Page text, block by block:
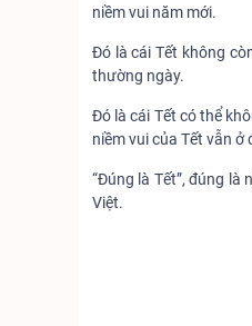
niềm vui năm mới.
Đó là cái Tết không
thường ngày.
Đó là cái Tết có thể
niềm vui của Tết vẫn ở
“Đúng là Tết”, đúng
Việt.